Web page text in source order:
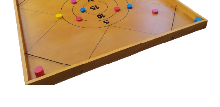
MARIAGES
DU BALLON
GALERIE
AVIS